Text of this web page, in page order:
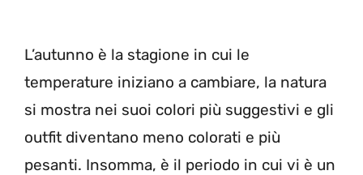
L’autunno è la stagione in cui le
temperature iniziano a cambiare, la natura
si mostra nei suoi colori più suggestivi e gli
outfit diventano meno colorati e più
pesanti. Insomma, è il periodo in cui vi è un